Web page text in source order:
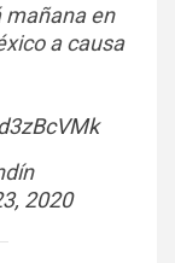
mañana en
a causa
2020